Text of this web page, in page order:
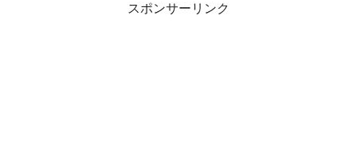
スポンサーリンク